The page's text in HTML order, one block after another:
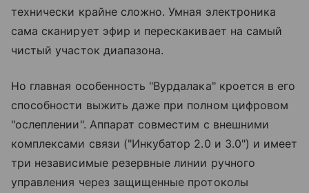
технически крайне сложно. Умная электроника
сама сканирует эфир и перескакивает на самый
чистый участок диапазона.
Но главная особенность "Вурдалака" кроется в его
способности выжить даже при полном цифровом
"ослеплении". Аппарат совместим с внешними
комплексами связи ("Инкубатор 2.0 и 3.0") и имеет
три независимые резервные линии ручного
управления через защищенные протоколы